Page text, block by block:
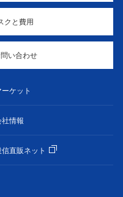
クと費用
い合わせ
ーケット
社情報
直販ネット